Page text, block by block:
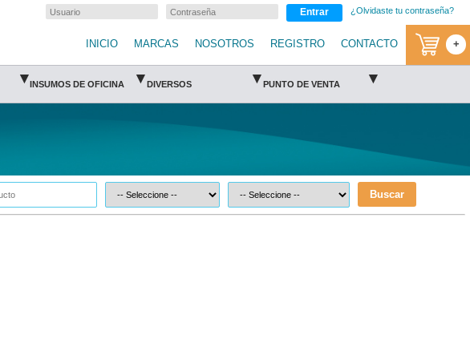
Entrar ¿Olvidaste tu contraseña?
INICIO MARCAS NOSOTROS REGISTRO CONTACTO +
▾ INSUMOS DE OFICINA ▾ DIVERSOS ▾ PUNTO DE VENTA ▾
Buscar